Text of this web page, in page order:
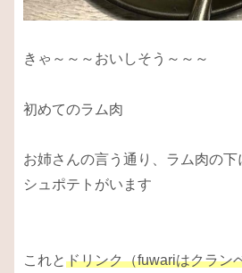
きゃ～～～おいしそう～～～
初めてのラム肉
お姉さんの言う通り、ラム肉の下
シュポテトがいます
これとドリンク（fuwariはクラン